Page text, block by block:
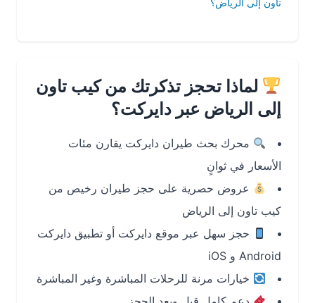
تاون إلى الرياض؟
لماذا تحجز تذكرتك من كيب تاون
إلى الرياض عبر دايركت؟
محرك بحث طيران دايركت يقارن مئات
الأسعار في ثوانٍ
عروض حصرية على حجز طيران رخيص من
كيب تاون إلى الرياض
حجز سهل عبر موقع دايركت أو تطبيق دايركت
Android و iOS
خيارات مرنة للرحلات المباشرة وغير المباشرة